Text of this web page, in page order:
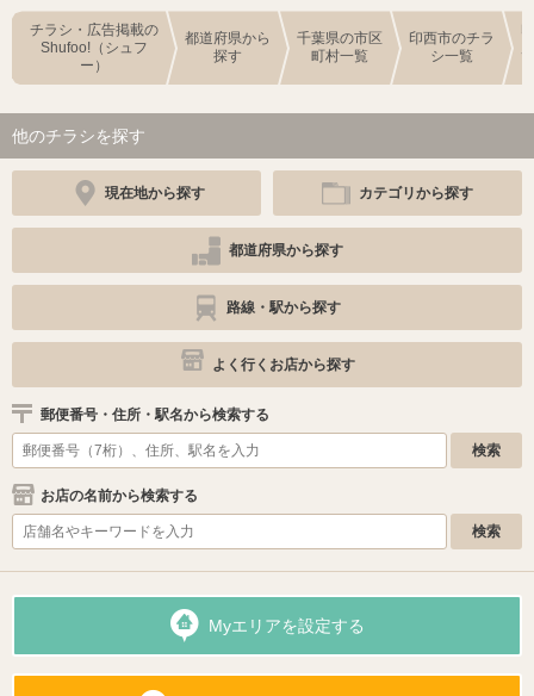
チラシ・広告掲載の
Shufoo!（シュフ
ー）
都道府県から
探す
千葉県の市区
町村一覧
印西市のチラ
シ一覧
他のチラシを探す
現在地から探す カテゴリから探す
都道府県から探す
路線・駅から探す
よく行くお店から探す
郵便番号・住所・駅名から検索する
お店の名前から検索する
Myエリアを設定する